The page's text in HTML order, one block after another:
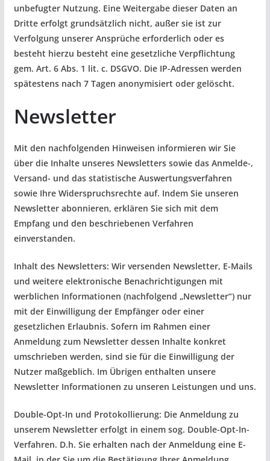
unbefugter Nutzung. Eine Weitergabe dieser Daten an
Dritte erfolgt grundsätzlich nicht, außer sie ist zur
Verfolgung unserer Ansprüche erforderlich oder es
besteht hierzu besteht eine gesetzliche Verpflichtung
gem. Art. 6 Abs. 1 lit. c. DSGVO. Die IP-Adressen werden
spätestens nach 7 Tagen anonymisiert oder gelöscht.
Newsletter
Mit den nachfolgenden Hinweisen informieren wir Sie
über die Inhalte unseres Newsletters sowie das Anmelde-,
Versand- und das statistische Auswertungsverfahren
sowie Ihre Widerspruchsrechte auf. Indem Sie unseren
Newsletter abonnieren, erklären Sie sich mit dem
Empfang und den beschriebenen Verfahren
einverstanden.
Inhalt des Newsletters: Wir versenden Newsletter, E-Mails
und weitere elektronische Benachrichtigungen mit
werblichen Informationen (nachfolgend „Newsletter“) nur
mit der Einwilligung der Empfänger oder einer
gesetzlichen Erlaubnis. Sofern im Rahmen einer
Anmeldung zum Newsletter dessen Inhalte konkret
umschrieben werden, sind sie für die Einwilligung der
Nutzer maßgeblich. Im Übrigen enthalten unsere
Newsletter Informationen zu unseren Leistungen und uns.
Double-Opt-In und Protokollierung: Die Anmeldung zu
unserem Newsletter erfolgt in einem sog. Double-Opt-In-
Verfahren. D.h. Sie erhalten nach der Anmeldung eine E-